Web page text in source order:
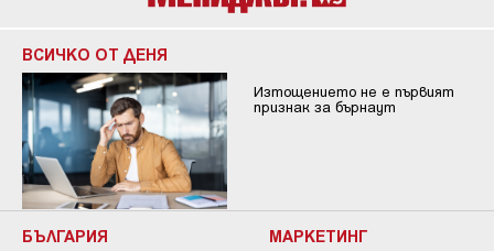
ВСИЧКО ОТ ДЕНЯ
Изтощението не е първият
признак за бърнаут
БЪЛГАРИЯ МАРКЕТИНГ